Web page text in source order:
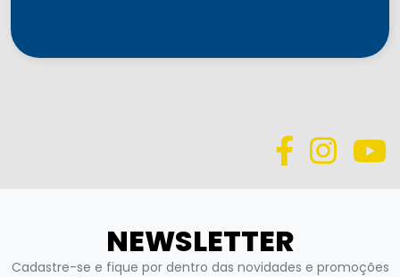
NEWSLETTER
Cadastre-se e fique por dentro das novidades e promoções